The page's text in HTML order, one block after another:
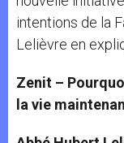
intentions de la
Lelièvre en
Zenit –
la vie